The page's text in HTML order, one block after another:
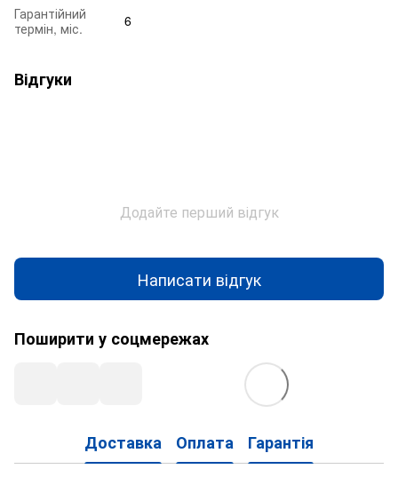
Гарантійний
термін, міс.
6
Відгуки
Додайте перший відгук
Написати відгук
Поширити у соцмережах
Доставка Оплата Гарантія